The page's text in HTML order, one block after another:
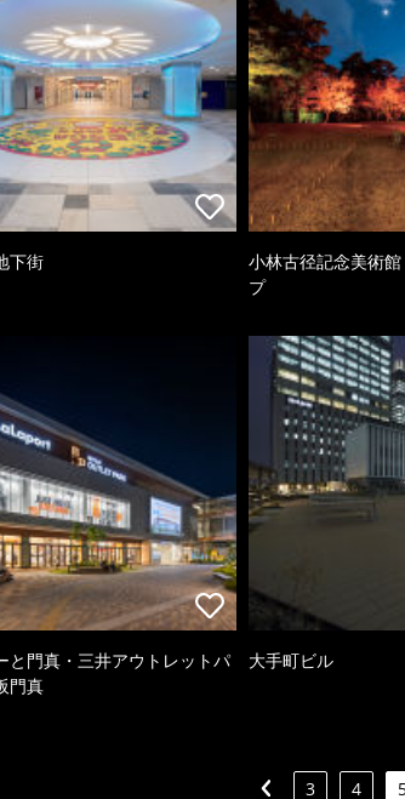
下街
小林古径記念美術
プ
と門真・三井アウトレットパ
門真
大手町ビル
3 4